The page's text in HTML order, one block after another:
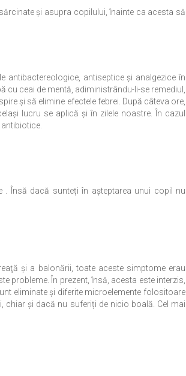
și asupra copilului, înainte ca acesta să
antiseptice şi analgezice în
cu ceai de mentă, adiministrându-li-se remediul,
și să elimine efectele febrei. După câteva ore,
lucru se aplică şi în zilele noastre. În cazul
. Însă dacă sunteți în aşteptarea unui copil nu
şi a balonării, toate aceste simptome erau
probleme. În prezent, însă, acesta este interzis,
eliminate şi diferite microelemente folositoare
chiar şi dacă nu suferiți de nicio boală. Cel mai